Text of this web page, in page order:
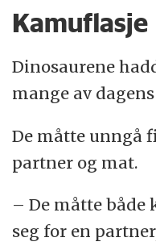
Kamuflasje
Dinosaurene
mange av
De måtte unngå
partner og mat.
– De måtte både
seg for en